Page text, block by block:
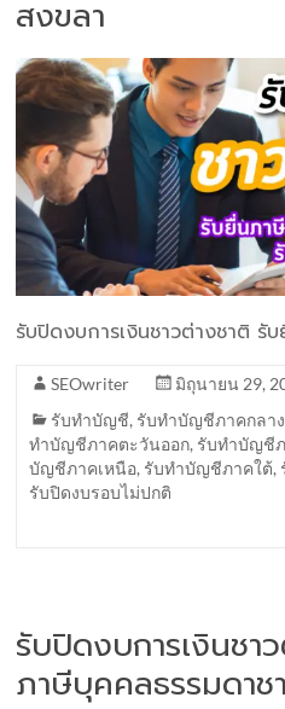
สงขลา
รับปิดงบการเงินชาวต่างชาติ รั
SEOwriter
มิถุนายน 29,
รับทำบัญชี, รับทำบัญชีภาคกลาง
ทำบัญชีภาคตะวันออก, รับทำบัญชีภ
บัญชีภาคเหนือ, รับทำบัญชีภาคใต้,
รับปิดงบรอบไม่ปกติ
รับปิดงบการเงินชา
ภาษีบุคคลธรรมดาช